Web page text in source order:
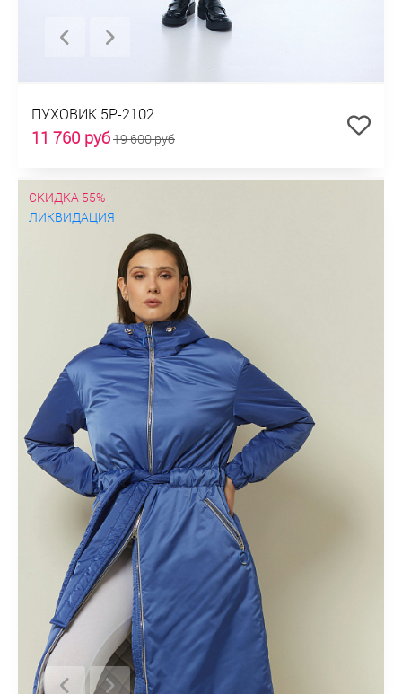
ПУХОВИК 5P-2102
11 760 руб19 600 руб
СКИДКА 55%
ЛИКВИДАЦИЯ